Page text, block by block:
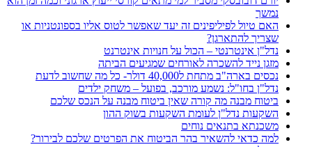
נמשך
האם טיול לפיליפינים זה יעד שאפשר לטוס אליו בספונטניות או
שצריך להתארגן?
נדל"ן אינטרנטי – הכול על חנויות אינטרנט
מזגן נייד להשכרה לאורחים שמגיעים הביתה
נכסים בארה"ב מתחת ל40,000 דולר- כל מה שחשוב לדעת
נדל"ן בחו"ל: נשמע מורכב, בפועל – משחק ילדים
ביטוח מבנה מה קורה שאין ביטוח מבנה על הנכס שלכם
השקעות נדל"ן לעומת השקעות בשוק ההון
משכנתא בתנאים נוחים
למה כדאי להשאיר בהר הביטוח את הפרטים שלכם לבירור?